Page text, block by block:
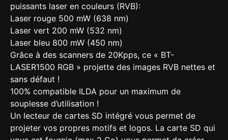
puissants laser en couleurs (RVB):
Laser rouge 500 mW (638 nm)
Laser vert 200 mW (532 nm)
Laser bleu 800 mW (450 nm)
Grâce à des scanners de 20Kpps, ce « BT-
LASER1500 RGB » projette des images RVB nettes et
sans défaut !
100% compatible ILDA pour un maximum de
souplesse d’utilisation !
Un lecteur de cartes SD intégré vous permet de
projeter vos propres motifs et logos. La carte SD qui